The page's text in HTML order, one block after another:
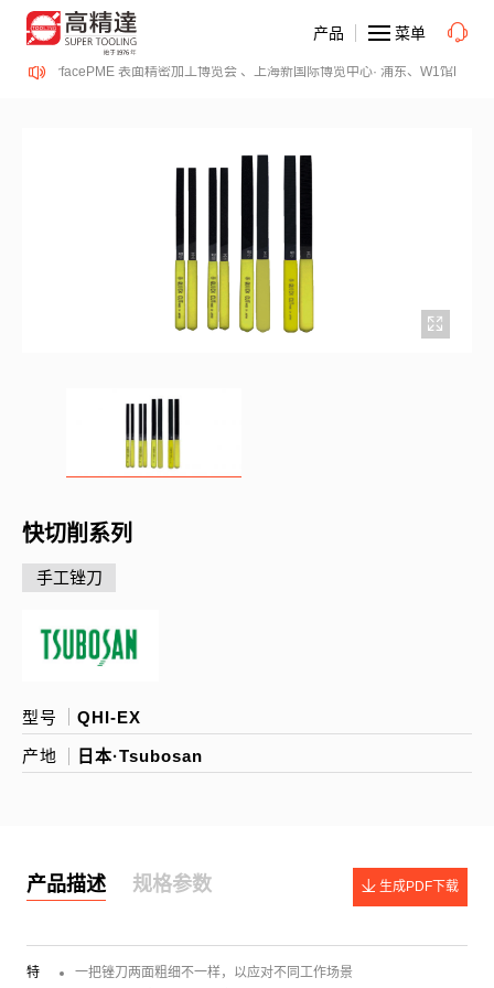
日、SurfacePME 表面精密加工博览会 、上海新国际博览中心· 浦东、W1馆E21
产品 菜单
快切削系列
手工锉刀
型号 QHI-EX
产地 日本·Tsubosan
产品描述 规格参数 生成PDF下载
特
一把锉刀两面粗细不一样，以应对不同工作场景